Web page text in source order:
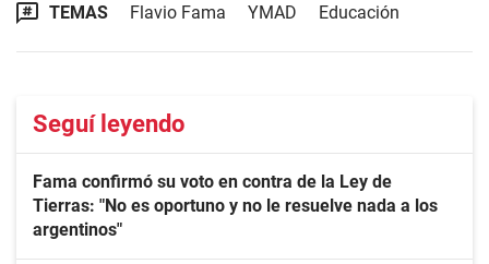
TEMAS Flavio Fama YMAD Educación
Seguí leyendo
Fama confirmó su voto en contra de la Ley de
Tierras: "No es oportuno y no le resuelve nada a los
argentinos"